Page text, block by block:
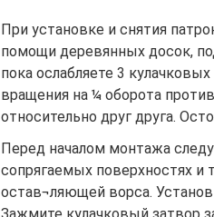
При установке и снятия
помощи деревянных досок,
пока ослабляете 3
вращения на ¼ оборота
относительно друг друга.
Перед началом монтажа
сопрягаемых поверхностях и
остав¬ляющей ворса.